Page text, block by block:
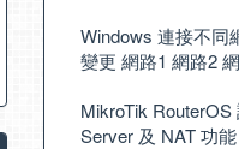
Windows 連接不同
變更 網路1 網路2
MikroTik
Server 及 NAT 功能